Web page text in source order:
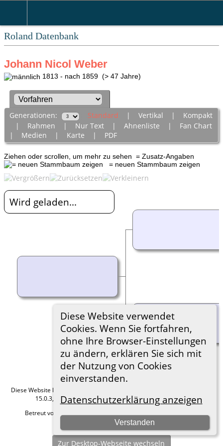
Roland Datenbank
Diese Website verwendet
Cookies. Wenn Sie fortfahren,
ohne Ihre Browser-Einstellungen
zu ändern, erklären Sie sich mit
der Nutzung von Cookies
einverstanden.
Datenschutzerklärung anzeigen
Verstanden
Johann Nicol Weber
1813 - nach 1859 (> 47 Jahre)
Generationen: Standard | Vertikal | Kompakt
| Rahmen | Nur Text| Ahnenliste | Fan Chart
| Medien | Karte | PDF
Ziehen oder scrollen, um mehr zu sehen = Zusatz-Angaben
= neuen Stammbaum zeigen
Wird geladen...
Diese Website läuft mit
15.0.3, programmiert von Darrin Lythgoe © 2001-2026.
Betreut von
Hier geht es zum Impressum
Zur Desktop-Webseite wechseln